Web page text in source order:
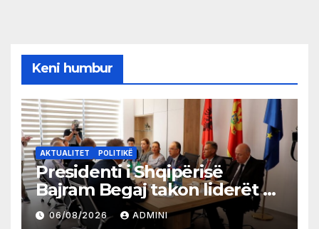
Keni humbur
AKTUALITET POLITIKË
Presidenti i Shqipërisë
Bajram Begaj takon liderët e
partive shqiptare në Ulqin
06/08/2026 ADMINI